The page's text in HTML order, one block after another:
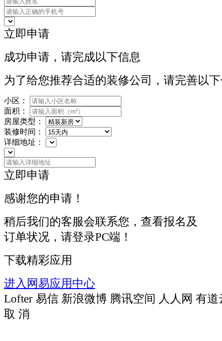
立即申请
成功申请，请完成以下信息
为了给您推荐合适的装修公司，请完善以
小区：
面积：
房屋类型：
装修时间：
详细地址：
立即申请
感谢您的申请！
稍后我们的客服会联系您，查看报名及
订单状况，请登录PC端！
下载精彩应用
进入网易应用中心
Lofter 易信 新浪微博 腾讯空间 人人网 有道
取 消